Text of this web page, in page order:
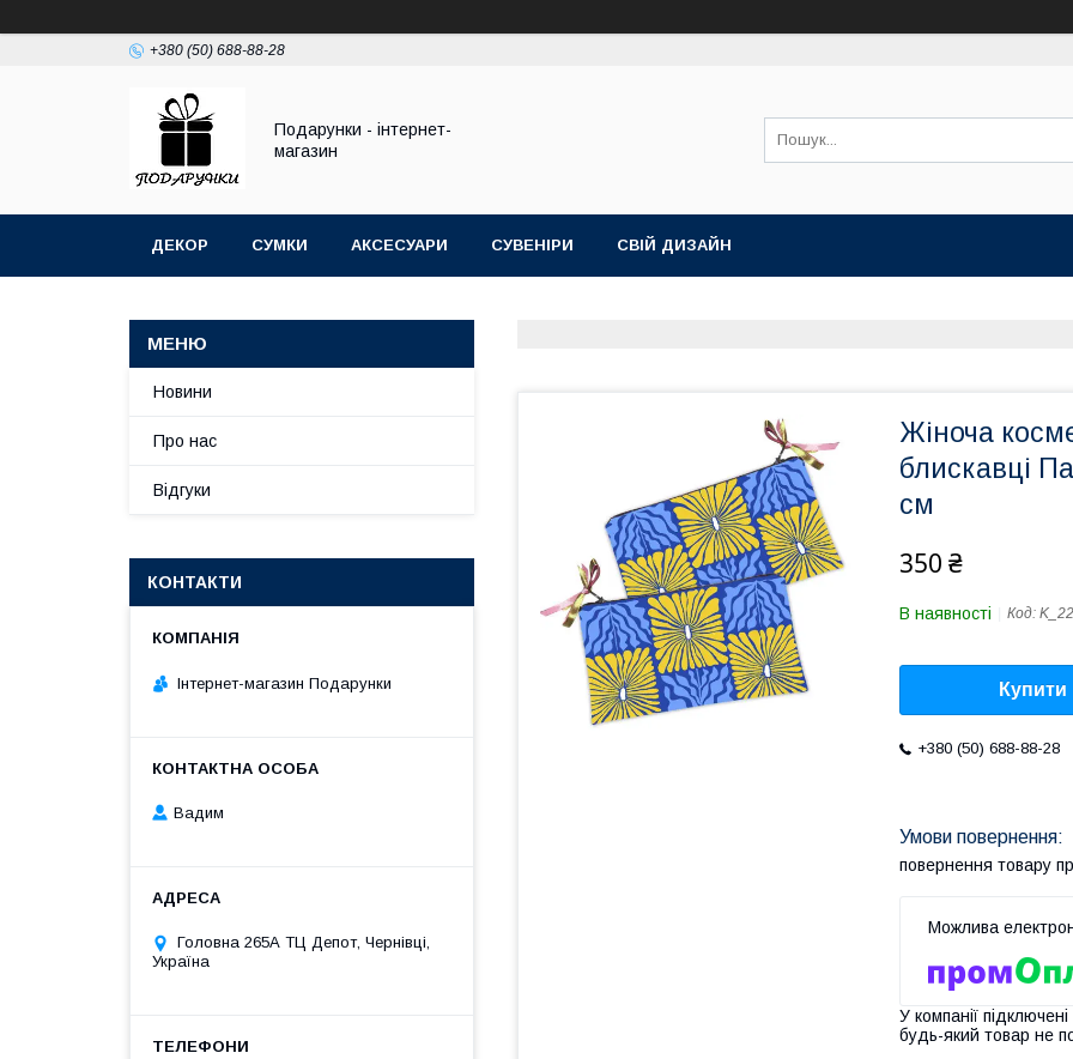
+380 (50) 688-88-28
Подарунки - інтернет-
магазин
ДЕКОР СУМКИ АКСЕСУАРИ СУВЕНІРИ СВІЙ ДИЗАЙН
Жіноча
блискавці
см
350 ₴
В наявності Код:
Купити
+380 (50) 688-88-28
повернення товару
У компанії
будь-який товар не
Новини
Про нас
Відгуки
КОНТАКТИ
Інтернет-магазин Подарунки
Вадим
Головна 265А ТЦ Депот, Чернівці,
Україна